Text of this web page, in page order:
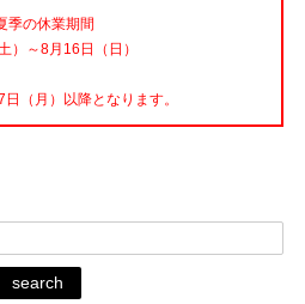
季の休業期間
）～8月16日（日）
（月）以降となります。
search